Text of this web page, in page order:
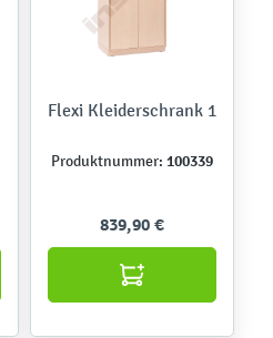
Flexi Kleiderschrank 1
Produktnummer: 100339
839,90 €